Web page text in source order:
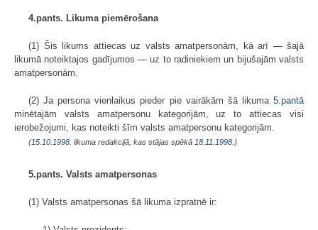
4.pants. Likuma piemērošana
(1) Šis likums attiecas uz valsts amatpersonām, kā arī — šajā
likumā noteiktajos gadījumos — uz to radiniekiem un bijušajām valsts
amatpersonām.
(2) Ja persona vienlaikus pieder pie vairākām šā likuma 5.pantā
minētajām valsts amatpersonu kategorijām, uz to attiecas visi
ierobežojumi, kas noteikti šīm valsts amatpersonu kategorijām.
(15.10.1998 . likuma redakcijā, kas stājas spēkā 18.11.1998. )
5.pants. Valsts amatpersonas
(1) Valsts amatpersonas šā likuma izpratnē ir: